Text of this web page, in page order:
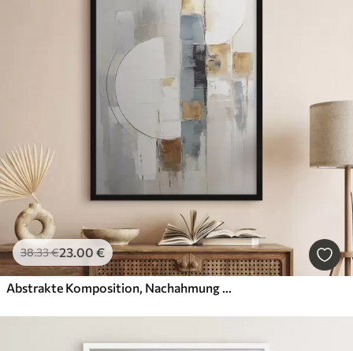
38.33€23.00 €
Abstrakte Komposition, Nachahmung der Malerei